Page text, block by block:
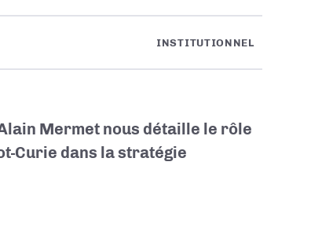
INSTITUTIONNEL
Mermet nous détaille le rôle
Curie dans la stratégie